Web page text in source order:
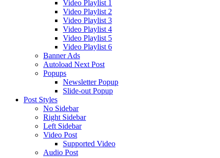
Video Playlist 1
Video Playlist 2
Video Playlist 3
Video Playlist 4
Video Playlist 5
Video Playlist 6
Banner Ads
Autoload Next Post
Popups
Newsletter Popup
Slide-out Popup
Post Styles
No Sidebar
Right Sidebar
Left Sidebar
Video Post
Supported Video
Audio Post